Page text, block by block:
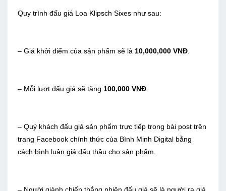
Quy trình đấu giá Loa Klipsch Sixes như sau:
– Giá khởi điểm của sản phẩm sẽ là 10,000,000 VNĐ.
– Mỗi lượt đấu giá sẽ tăng 100,000 VNĐ.
– Quý khách đấu giá sản phẩm trực tiếp trong bài post trên
trang Facebook chính thức của Bình Minh Digital bằng
cách bình luận giá đấu thầu cho sản phẩm.